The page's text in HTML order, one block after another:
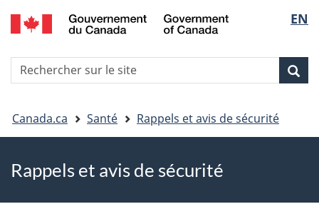
Skip
to
Skip
to
Passer
à
HTML
de
la
EN
Recherche
Vous
êtes
ici
Canada.ca Santé Rappels et avis de sécurité
Rappels et avis de sécurité